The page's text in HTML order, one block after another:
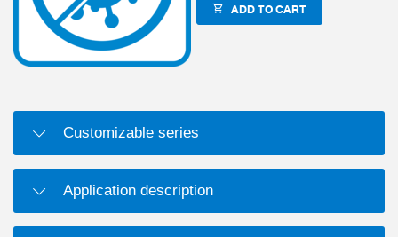
ADD TO CART
Customizable series
Application description